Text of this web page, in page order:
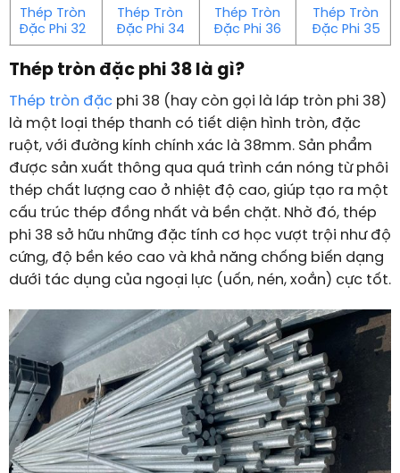
Thép Tròn
Đặc Phi 32
Thép Tròn
Đặc Phi 34
Thép Tròn
Đặc Phi 36
Thép Tròn
Đặc Phi 35
Thép tròn đặc phi 38 là gì?
Thép tròn đặcphi 38 (hay còn gọi là láp tròn phi 38)
là một loại thép thanh có tiết diện hình tròn, đặc
ruột, với đường kính chính xác là 38mm. Sản phẩm
được sản xuất thông qua quá trình cán nóng từ phôi
thép chất lượng cao ở nhiệt độ cao, giúp tạo ra một
cấu trúc thép đồng nhất và bền chặt. Nhờ đó, thép
phi 38 sở hữu những đặc tính cơ học vượt trội như độ
cứng, độ bền kéo cao và khả năng chống biến dạng
dưới tác dụng của ngoại lực (uốn, nén, xoắn) cực tốt.